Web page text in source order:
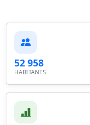
52 958
HABITANTS